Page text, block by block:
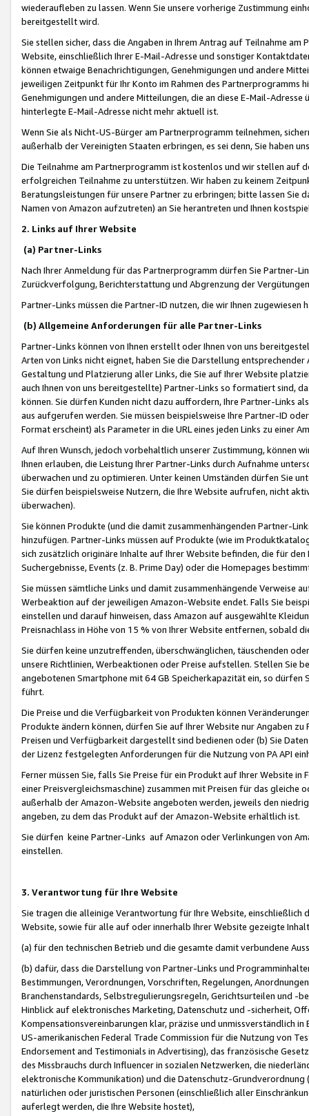
wiederaufleben zu lassen. Wenn Sie unsere vorherige Zustimmung
bereitgestellt wird.
Sie stellen sicher, dass die Angaben in Ihrem Antrag auf Teilnahme
Website, einschließlich Ihrer E-Mail-Adresse und sonstiger
können etwaige Benachrichtigungen, Genehmigungen und andere
jeweiligen Zeitpunkt für Ihr Konto im Rahmen des Partnerprogramms
Genehmigungen und andere Mitteilungen, die an diese E-Mail-
hinterlegte E-Mail-Adresse nicht mehr aktuell ist.
Wenn Sie als Nicht-US-Bürger am Partnerprogramm teilnehmen,
außerhalb der Vereinigten Staaten erbringen, es sei denn, Sie haben
Die Teilnahme am Partnerprogramm ist kostenlos und wir stellen auf
erfolgreichen Teilnahme zu unterstützen. Wir haben zu keinem
Beratungsleistungen für unsere Partner zu erbringen; bitte lassen Sie
Namen von Amazon aufzutreten) an Sie herantreten und Ihnen
2. Links auf Ihrer Website
(a) Partner-Links
Nach Ihrer Anmeldung für das Partnerprogramm dürfen Sie Partner-
Zurückverfolgung, Berichterstattung und Abgrenzung der
Partner-Links müssen die Partner-ID nutzen, die wir Ihnen zugewiesen
(b) Allgemeine Anforderungen für alle Partner-Links
Partner-Links können von Ihnen erstellt oder Ihnen von uns
Arten von Links nicht eignet, haben Sie die Darstellung
Gestaltung und Platzierung aller Links, die Sie auf Ihrer Website
auch Ihnen von uns bereitgestellte) Partner-Links so formatiert sind,
können. Sie dürfen Kunden nicht dazu auffordern, Ihre Partner-Links
aus aufgerufen werden. Sie müssen beispielsweise Ihre Partner-ID
Format erscheint) als Parameter in die URL eines jeden Links zu einer
Auf Ihren Wunsch, jedoch vorbehaltlich unserer Zustimmung, können
Ihnen erlauben, die Leistung Ihrer Partner-Links durch Aufnahme
überwachen und zu optimieren. Unter keinen Umständen dürfen Sie
Sie dürfen beispielsweise Nutzern, die Ihre Website aufrufen, nicht
überwachen).
Sie können Produkte (und die damit zusammenhängenden Partner-
hinzufügen. Partner-Links müssen auf Produkte (wie im
sich zusätzlich originäre Inhalte auf Ihrer Website befinden, die für
Suchergebnisse, Events (z. B. Prime Day) oder die Homepages
Sie müssen sämtliche Links und damit zusammenhängende
Werbeaktion auf der jeweiligen Amazon-Website endet. Falls Sie
einstellen und darauf hinweisen, dass Amazon auf ausgewählte
Preisnachlass in Höhe von 15 % von Ihrer Website entfernen, sobald
Sie dürfen keine unzutreffenden, überschwänglichen, täuschenden
unsere Richtlinien, Werbeaktionen oder Preise aufstellen. Stellen Sie
angebotenen Smartphone mit 64 GB Speicherkapazität ein, so dürfen
führt.
Die Preise und die Verfügbarkeit von Produkten können
Produkte ändern können, dürfen Sie auf Ihrer Website nur Angaben
Preisen und Verfügbarkeit dargestellt sind bedienen oder (b) Sie
der Lizenz festgelegten Anforderungen für die Nutzung von PA API
Ferner müssen Sie, falls Sie Preise für ein Produkt auf Ihrer Website
einer Preisvergleichsmaschine) zusammen mit Preisen für das
außerhalb der Amazon-Website angeboten werden, jeweils den
angeben, zu dem das Produkt auf der Amazon-Website erhältlich ist.
Sie dürfen keine Partner-Links auf Amazon oder Verlinkungen von
einstellen.
3. Verantwortung für Ihre Website
Sie tragen die alleinige Verantwortung für Ihre Website,
Website, sowie für alle auf oder innerhalb Ihrer Website gezeigte
(a) für den technischen Betrieb und die gesamte damit verbundene
(b) dafür, dass die Darstellung von Partner-Links und
Bestimmungen, Verordnungen, Vorschriften, Regelungen,
Branchenstandards, Selbstregulierungsregeln, Gerichtsurteilen und -
Hinblick auf elektronisches Marketing, Datenschutz und -sicherheit,
Kompensationsvereinbarungen klar, präzise und unmissverständlich
US-amerikanischen Federal Trade Commission für die Nutzung von
Endorsement and Testimonials in Advertising), das französische
des Missbrauchs durch Influencer in sozialen Netzwerken, die
elektronische Kommunikation) und die Datenschutz-
natürlichen oder juristischen Personen (einschließlich aller
auferlegt werden, die Ihre Website hostet),